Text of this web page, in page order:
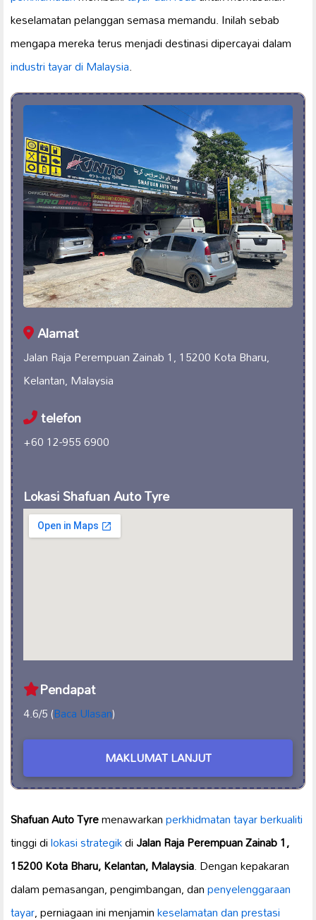
keselamatan pelanggan semasa memandu. Inilah sebab
mengapa mereka terus menjadi destinasi dipercayai dalam
industri tayar di Malaysia.
Alamat
Jalan Raja Perempuan Zainab 1, 15200 Kota Bharu,
Kelantan, Malaysia
telefon
+60 12-955 6900
Lokasi Shafuan Auto Tyre
Pendapat
4.6/5 (Baca Ulasan)
MAKLUMAT LANJUT
Shafuan Auto Tyremenawarkanperkhidmatan tayar berkualiti
tinggi dilokasi strategikdiJalan Raja Perempuan Zainab 1,
15200 Kota Bharu, Kelantan, Malaysia. Dengan kepakaran
dalam pemasangan, pengimbangan, danpenyelenggaraan
tayar, perniagaan ini menjaminkeselamatan dan prestasi